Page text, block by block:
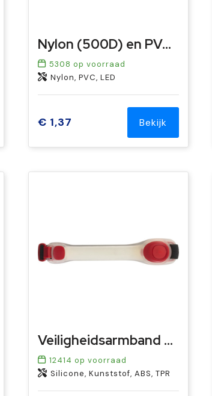
Nylon (500D) en PVC reflecterende strap met licht Anni
5308 op voorraad
Nylon, PVC, LED
€ 1,37 Bekijk
Veiligheidsarmband Jenna | Siliconen | 2 LED
12414 op voorraad
Silicone, Kunststof, ABS, TPR